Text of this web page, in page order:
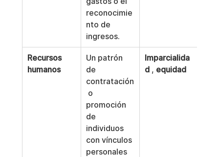
reconocimie
nto de
ingresos.
Recursos
humanos
Un patrón
de
contratación
o
promoción
de
individuos
con vínculos
personales
Imparcialida
d , equidad